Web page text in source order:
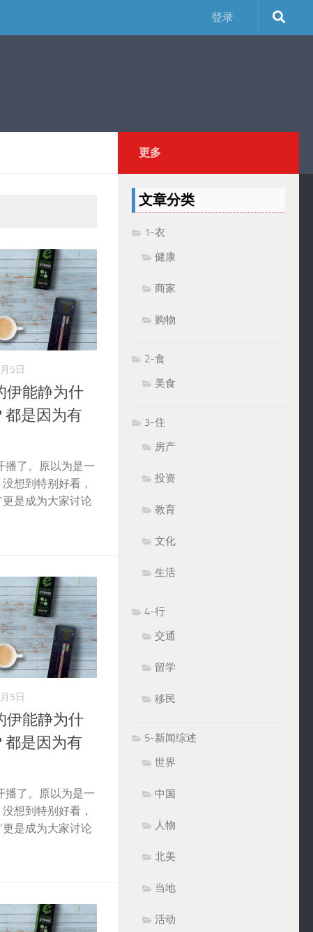
登录
5日
伊能静为什
都是因为有
播了。原以为是一
想到特别好看，
更是成为大家讨论
5日
伊能静为什
都是因为有
播了。原以为是一
想到特别好看，
更是成为大家讨论
更多
文章分类
1-衣
健康
商家
购物
2-食
美食
3-住
房产
投资
教育
文化
生活
4-行
交通
留学
移民
5-新闻综述
世界
中国
人物
北美
当地
活动